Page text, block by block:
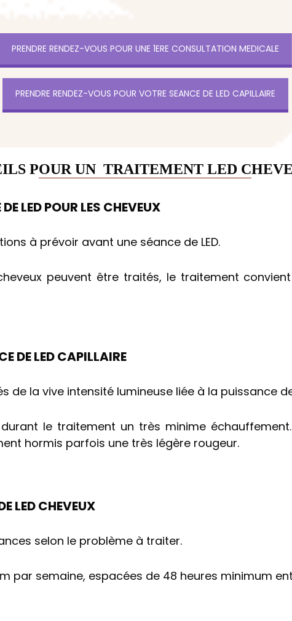
PRENDRE RENDEZ-VOUS POUR UNE 1ERE CONSULTATION MEDICALE
PRENDRE RENDEZ-VOUS POUR VOTRE SEANCE DE LED CAPILLAIRE
POUR UN TRAITEMENT LED
LED POUR LES CHEVEUX
à prévoir avant une séance de LED.
peuvent être traités, le traitement
DE LED CAPILLAIRE
de la vive intensité lumineuse liée à la puissance
le traitement un très minime
hormis parfois une très légère rougeur.
LED CHEVEUX
selon le problème à traiter.
par semaine, espacées de 48 heures minimum